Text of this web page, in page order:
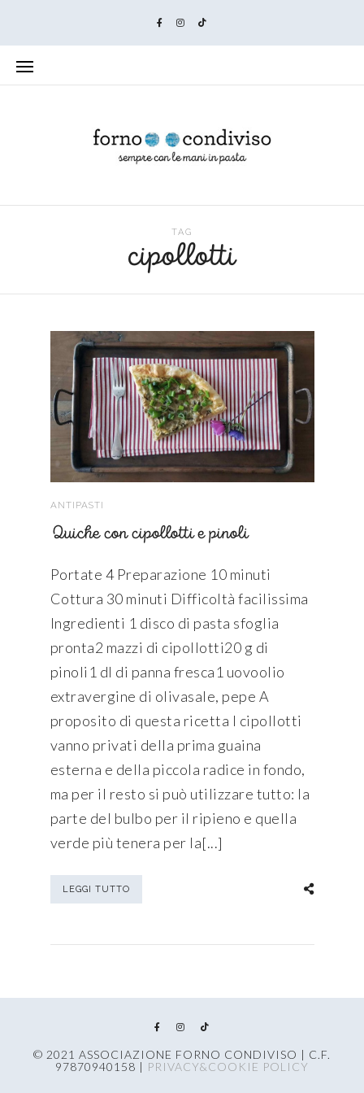
TAG
cipollotti
ANTIPASTI
Quiche con cipollotti e pinoli
Portate 4 Preparazione 10 minuti
Cottura 30 minuti Difficoltà facilissima
Ingredienti 1 disco di pasta sfoglia
pronta2 mazzi di cipollotti20 g di
pinoli1 dl di panna fresca1 uovoolio
extravergine di olivasale, pepe A
proposito di questa ricetta I cipollotti
vanno privati della prima guaina
esterna e della piccola radice in fondo,
ma per il resto si può utilizzare tutto: la
parte del bulbo per il ripieno e quella
verde più tenera per la[...]
LEGGI TUTTO
© 2021 ASSOCIAZIONE FORNO CONDIVISO | C.F.
97870940158 | PRIVACY&COOKIE POLICY